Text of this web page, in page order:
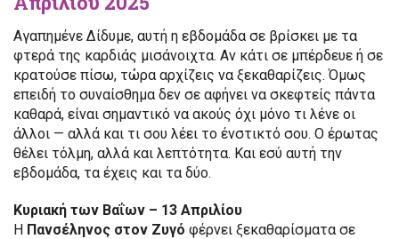
Αγαπημένε Δίδυμε, αυτή η εβδομάδα σε βρίσκει με τα
φτερά της καρδιάς μισάνοιχτα. Αν κάτι σε μπέρδευε ή σε
κρατούσε πίσω, τώρα αρχίζεις να ξεκαθαρίζεις. Όμως
επειδή το συναίσθημα δεν σε αφήνει να σκεφτείς πάντα
καθαρά, είναι σημαντικό να ακούς όχι μόνο τι λένε οι
άλλοι — αλλά και τι σου λέει το ένστικτό σου. Ο έρωτας
θέλει τόλμη, αλλά και λεπτότητα. Και εσύ αυτή την
εβδομάδα, τα έχεις και τα δύο.
Κυριακή των Βαΐων – 13 Απριλίου
Η Πανσέληνος στον Ζυγό φέρνει ξεκαθαρίσματα σε